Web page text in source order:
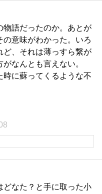
物語だったのか。あとが
の意味がわかった。いろ
ど、それは薄っすら繋が
なんとも言えない。
に蘇ってくるような不
どなた？と手に取った小